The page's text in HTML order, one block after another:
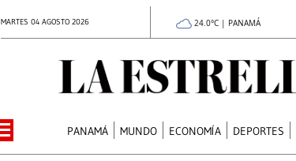
MARTES 04 AGOSTO 2026 24.0°C | PANAMÁ
PANAMÁ MUNDO ECONOMÍA DEPORTES